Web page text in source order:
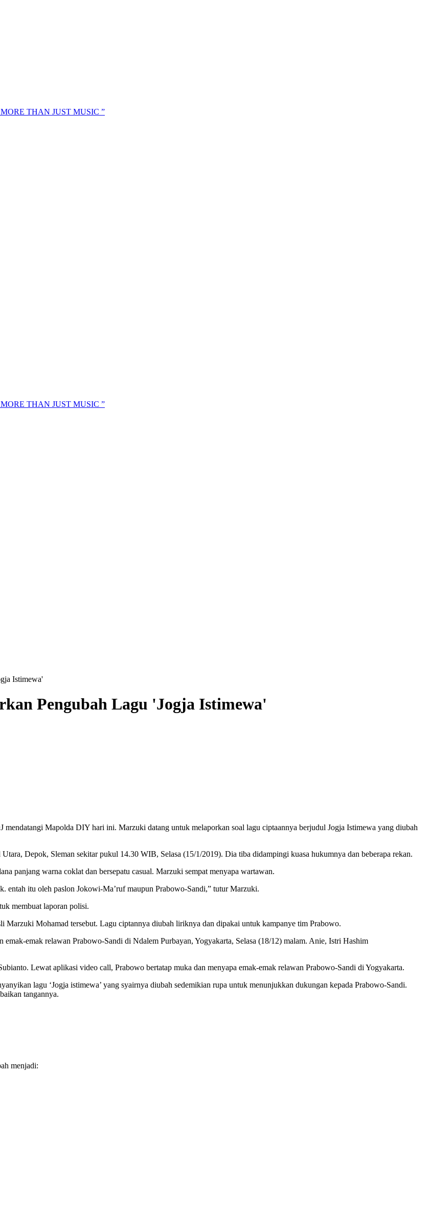
THAN JUST MUSIC ”
THAN JUST MUSIC ”
Istimewa'
Pengubah Lagu 'Jogja Istimewa'
Mapolda DIY hari ini. Marzuki datang untuk melaporkan soal lagu ciptaannya berjudul Jogja Istimewa yang diubah
Depok, Sleman sekitar pukul 14.30 WIB, Selasa (15/1/2019). Dia tiba didampingi kuasa hukumnya dan beberapa rekan.
panjang warna coklat dan bersepatu casual. Marzuki sempat menyapa wartawan.
entah itu oleh paslon Jokowi-Ma’ruf maupun Prabowo-Sandi,” tutur Marzuki.
membuat laporan polisi.
Marzuki Mohamad tersebut. Lagu ciptannya diubah liriknya dan dipakai untuk kampanye tim Prabowo.
emak relawan Prabowo-Sandi di Ndalem Purbayan, Yogyakarta, Selasa (18/12) malam. Anie, Istri Hashim
Lewat aplikasi video call, Prabowo bertatap muka dan menyapa emak-emak relawan Prabowo-Sandi di Yogyakarta.
lagu ‘Jogja istimewa’ yang syairnya diubah sedemikian rupa untuk menunjukkan dukungan kepada Prabowo-Sandi.
tangannya.
menjadi: